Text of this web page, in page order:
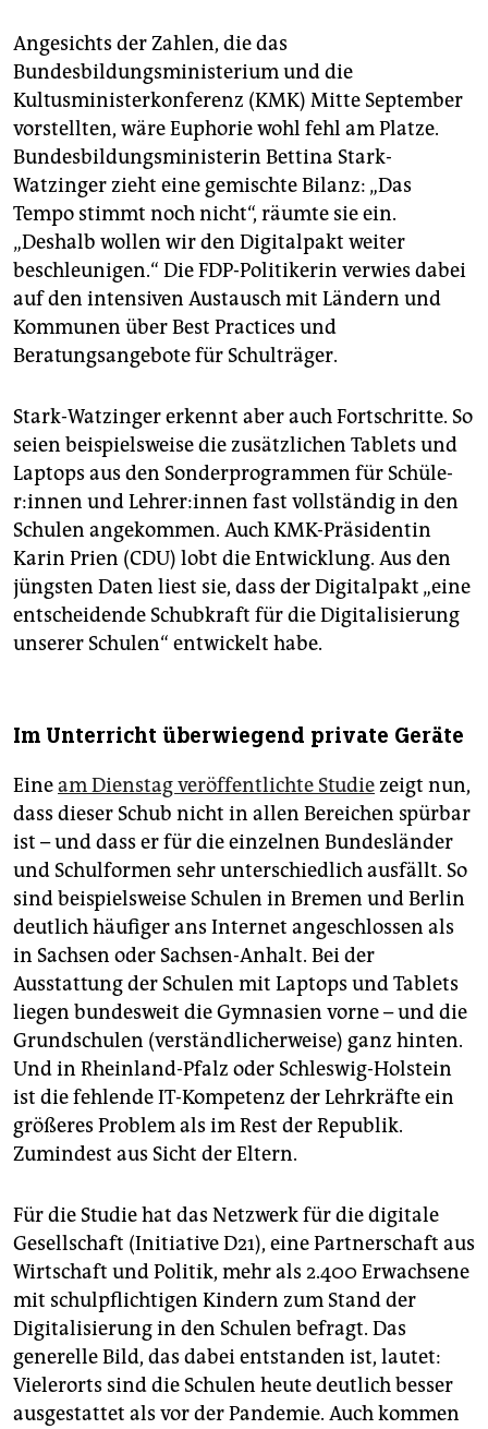
Angesichts der Zahlen, die das
Bundesbildungsministerium und die
Kultusministerkonferenz (KMK) Mitte September
vorstellten, wäre Euphorie wohl fehl am Platze.
Bundesbildungsministerin Bettina Stark-
Watzinger zieht eine gemischte Bilanz: „Das
Tempo stimmt noch nicht“, räumte sie ein.
„Deshalb wollen wir den Digitalpakt weiter
beschleunigen.“ Die FDP-Politikerin verwies dabei
auf den intensiven Austausch mit Ländern und
Kommunen über Best Practices und
Beratungsangebote für Schulträger.
Stark-Watzinger erkennt aber auch Fortschritte. So
seien beispielsweise die zusätzlichen Tablets und
Laptops aus den Sonderprogrammen für Schü­le­
r:in­nen und Leh­re­r:in­nen fast vollständig in den
Schulen angekommen. Auch KMK-Präsidentin
Karin Prien (CDU) lobt die Entwicklung. Aus den
jüngsten Daten liest sie, dass der Digitalpakt „eine
entscheidende Schubkraft für die Digitalisierung
unserer Schulen“ entwickelt habe.
Im Unterricht überwiegend private Geräte
Eineam Dienstag veröffentlichte Studiezeigt nun,
dass dieser Schub nicht in allen Bereichen spürbar
ist – und dass er für die einzelnen Bundesländer
und Schulformen sehr unterschiedlich ausfällt. So
sind beispielsweise Schulen in Bremen und Berlin
deutlich häufiger ans Internet angeschlossen als
in Sachsen oder Sachsen-Anhalt. Bei der
Ausstattung der Schulen mit Laptops und Tablets
liegen bundesweit die Gymnasien vorne – und die
Grundschulen (verständlicherweise) ganz hinten.
Und in Rheinland-Pfalz oder Schleswig-Holstein
ist die fehlende IT-Kompetenz der Lehrkräfte ein
größeres Problem als im Rest der Republik.
Zumindest aus Sicht der Eltern.
Für die Studie hat das Netzwerk für die digitale
Gesellschaft (Initiative D21), eine Partnerschaft aus
Wirtschaft und Politik, mehr als 2.400 Erwachsene
mit schulpflichtigen Kindern zum Stand der
Digitalisierung in den Schulen befragt. Das
generelle Bild, das dabei entstanden ist, lautet:
Vielerorts sind die Schulen heute deutlich besser
ausgestattet als vor der Pandemie. Auch kommen